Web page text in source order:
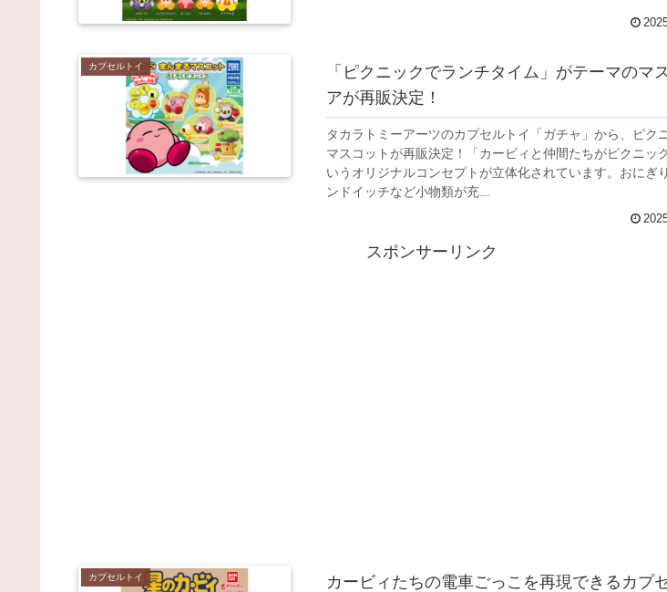
カプセルトイ
「ピクニックでランチタイム」がテーマのマ
アが再販決定！
タカラトミーアーツのカプセルトイ「ガチャ」から、ピク
マスコットが再販決定！「カービィと仲間たちがピクニッ
いうオリジナルコンセプトが立体化されています。おにぎ
ンドイッチなど小物類が充...
スポンサーリンク
カプセルトイ カービィたちの電車ごっこを再現できるカプ